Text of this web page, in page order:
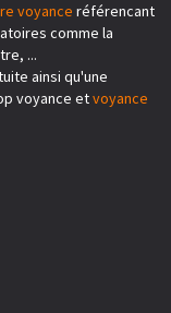
voyance référencant
comme la
...
ainsi qu'une
voyance etvoyance